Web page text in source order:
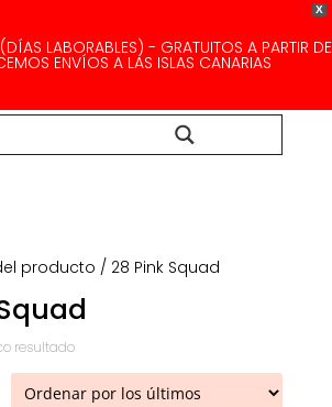
X
LABORABLES) - GRATUITOS A PARTIR DE
ENVÍOS A LAS ISLAS CANARIAS
producto / 28 Pink Squad
resultado